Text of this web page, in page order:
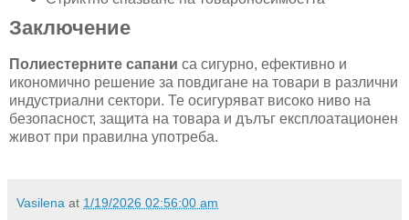
Заключение
Полиестерните сапани са сигурно, ефективно и
икономично решение за повдигане на товари в различни
индустриални сектори. Те осигуряват високо ниво на
безопасност, защита на товара и дълъг експлоатационен
живот при правилна употреба.
Vasilena at 1/19/2026 02:56:00 am